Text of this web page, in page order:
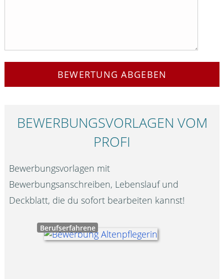
BEWERTUNG ABGEBEN
BEWERBUNGS­VORLAGEN VOM
PROFI
Bewerbungsvorlagen mit
Bewerbungsanschreiben, Lebenslauf und
Deckblatt, die du sofort bearbeiten kannst!
Berufserfahrene